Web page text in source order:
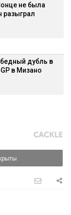
не была
разыграл
дубль в
в Мизано